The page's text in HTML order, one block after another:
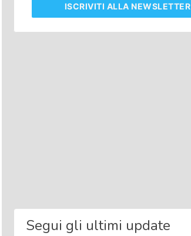
ISCRIVITI ALLA NEWSLETTER
Segui gli ultimi update